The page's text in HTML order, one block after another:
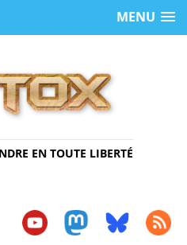
MENU
EN TOUTE LIBERTÉ